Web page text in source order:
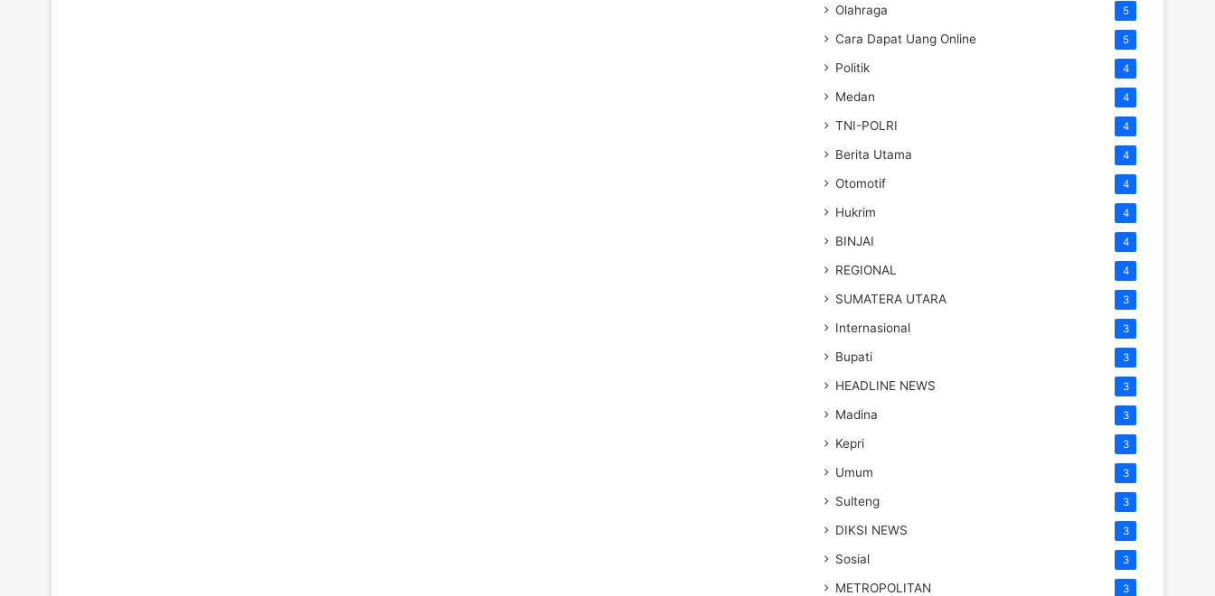
Olahraga 5
Cara Dapat Uang Online 5
Politik 4
Medan 4
TNI-POLRI 4
Berita Utama 4
Otomotif 4
Hukrim 4
BINJAI 4
REGIONAL 4
SUMATERA UTARA 3
Internasional 3
Bupati 3
HEADLINE NEWS 3
Madina 3
Kepri 3
Umum 3
Sulteng 3
DIKSI NEWS 3
Sosial 3
METROPOLITAN 3